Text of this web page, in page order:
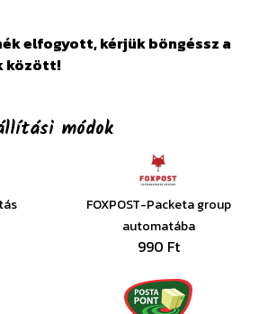
elfogyott, kérjük böngéssz a
között!
módok
FOXPOST-Packeta group
automatába
990 Ft